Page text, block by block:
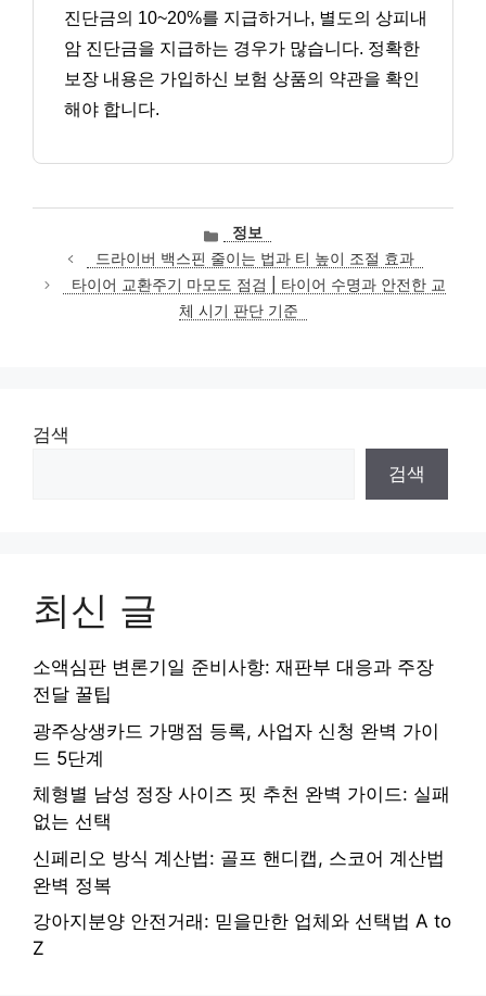
진단금의 10~20%를 지급하거나, 별도의 상피내
암 진단금을 지급하는 경우가 많습니다. 정확한
보장 내용은 가입하신 보험 상품의 약관을 확인
해야 합니다.
카
테
고
리
정보
드라이버 백스핀 줄이는 법과 티 높이 조절 효과
타이어 교환주기 마모도 점검 | 타이어 수명과 안전한 교
체 시기 판단 기준
검색
검색
최신 글
소액심판 변론기일 준비사항: 재판부 대응과 주장
전달 꿀팁
광주상생카드 가맹점 등록, 사업자 신청 완벽 가이
드 5단계
체형별 남성 정장 사이즈 핏 추천 완벽 가이드: 실패
없는 선택
신페리오 방식 계산법: 골프 핸디캡, 스코어 계산법
완벽 정복
강아지분양 안전거래: 믿을만한 업체와 선택법 A to
Z